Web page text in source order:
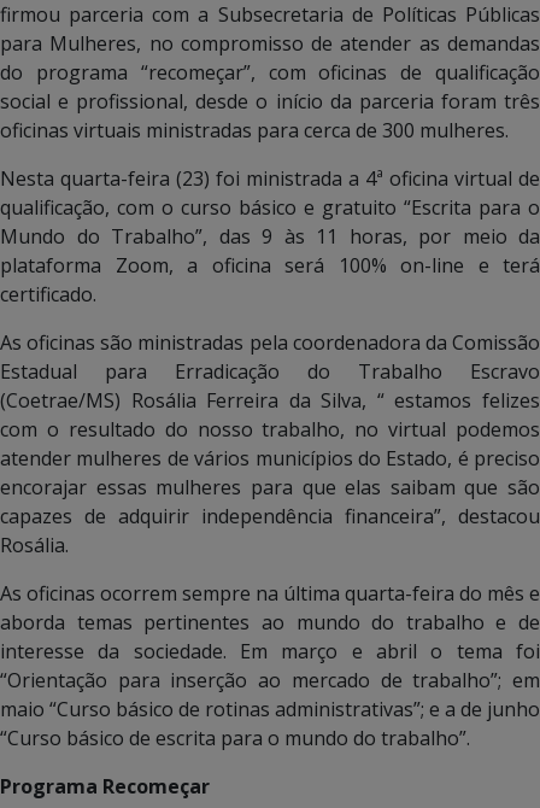
firmou parceria com a Subsecretaria de Políticas Públicas
para Mulheres, no compromisso de atender as demandas
do programa “recomeçar”, com oficinas de qualificação
social e profissional, desde o início da parceria foram três
oficinas virtuais ministradas para cerca de 300 mulheres.
Nesta quarta-feira (23) foi ministrada a 4ª oficina virtual de
qualificação, com o curso básico e gratuito “Escrita para o
Mundo do Trabalho”, das 9 às 11 horas, por meio da
plataforma Zoom, a oficina será 100% on-line e terá
certificado.
As oficinas são ministradas pela coordenadora da Comissão
Estadual para Erradicação do Trabalho Escravo
(Coetrae/MS) Rosália Ferreira da Silva, “ estamos felizes
com o resultado do nosso trabalho, no virtual podemos
atender mulheres de vários municípios do Estado, é preciso
encorajar essas mulheres para que elas saibam que são
capazes de adquirir independência financeira”, destacou
Rosália.
As oficinas ocorrem sempre na última quarta-feira do mês e
aborda temas pertinentes ao mundo do trabalho e de
interesse da sociedade. Em março e abril o tema foi
“Orientação para inserção ao mercado de trabalho”; em
maio “Curso básico de rotinas administrativas”; e a de junho
“Curso básico de escrita para o mundo do trabalho”.
Programa Recomeçar